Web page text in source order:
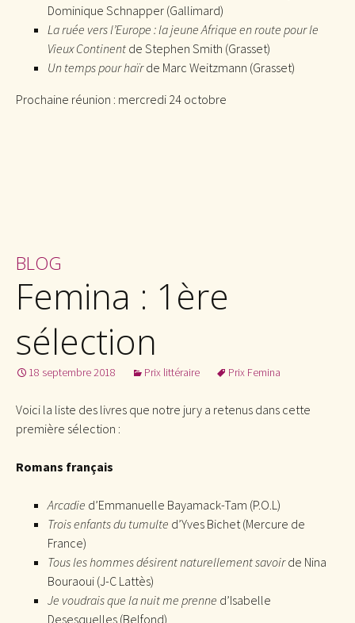
Dominique Schnapper (Gallimard)
La ruée vers l’Europe : la jeune Afrique en route pour le
Vieux Continent de Stephen Smith (Grasset)
Un temps pour haïrde Marc Weitzmann (Grasset)
Prochaine réunion : mercredi 24 octobre
BLOG
Femina : 1ère
sélection
18 septembre 2018 Prix littéraire Prix Femina
Voici la liste des livres que notre jury a retenus dans cette
première sélection :
Romans français
Arcadie d’Emmanuelle Bayamack-Tam (P.O.L)
Trois enfants du tumulte d’Yves Bichet (Mercure de
France)
Tous les hommes désirent naturellement savoirde Nina
Bouraoui (J-C Lattès)
Je voudrais que la nuit me prenne d’Isabelle
Desesquelles (Belfond)